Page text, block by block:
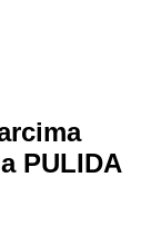
PULIDA